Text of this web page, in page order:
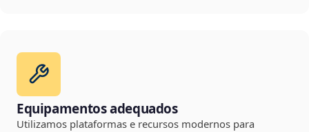
Equipamentos adequados
Utilizamos plataformas e recursos modernos para